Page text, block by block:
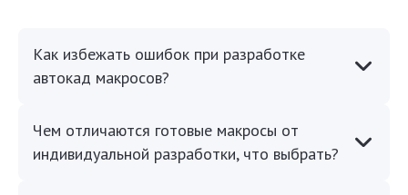
Как избежать ошибок при разработке
автокад макросов?
Чем отличаются готовые макросы от
индивидуальной разработки, что выбрать?